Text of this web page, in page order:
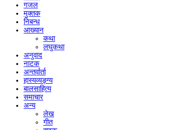
गजल
मुक्तक
निबन्ध
आख्यान
कथा
लघुकथा
अनुवाद
नाटक
अन्तर्वार्ता
हास्यव्यङ्ग्य
बालसाहित्य
समाचार
अन्य
लेख
गीत